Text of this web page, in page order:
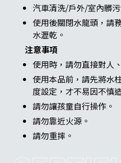
汽車清洗/戶外/室內髒
使用後關閉水龍頭，請
水瀝乾。
注意事項
使用時，請勿直接對人
使用本品前，請先將水
度設定，才不易因不慎
請勿讓孩童自行操作。
請勿靠近火源。
請勿重摔。